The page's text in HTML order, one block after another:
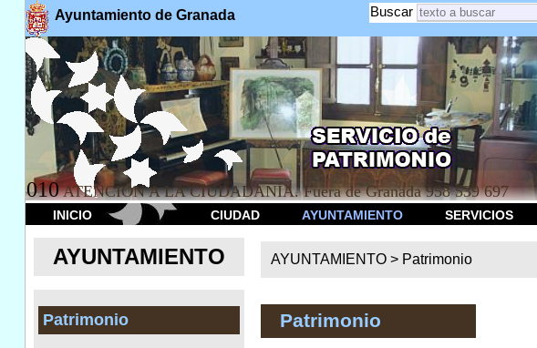
Ayuntamiento de Granada Buscar
010 ATENCION A LA CIUDADANÍA. Fuera de Granada 958 539 697
INICIO CIUDAD AYUNTAMIENTO SERVICIOS
AYUNTAMIENTO
Patrimonio
AYUNTAMIENTO > Patrimonio
Patrimonio